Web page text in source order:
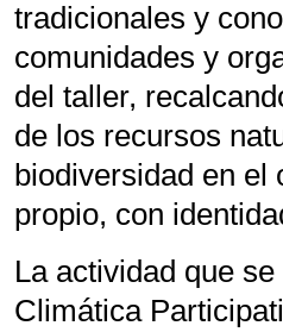
tradicionales y
comunidades y
del taller,
de los recursos
biodiversidad en
propio, con
La actividad que
Climática